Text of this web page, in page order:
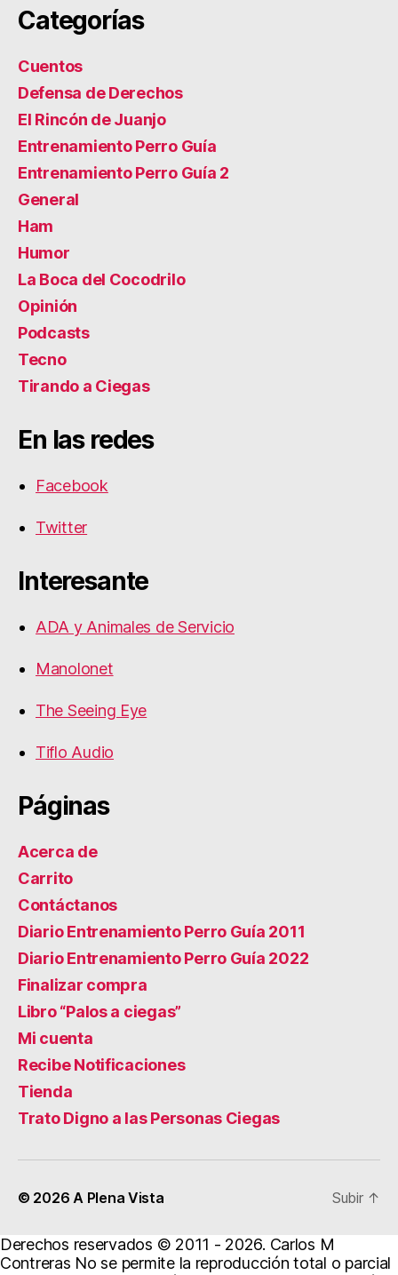
Categorías
Cuentos
Defensa de Derechos
El Rincón de Juanjo
Entrenamiento Perro Guía
Entrenamiento Perro Guía 2
General
Ham
Humor
La Boca del Cocodrilo
Opinión
Podcasts
Tecno
Tirando a Ciegas
En las redes
Facebook
Twitter
Interesante
ADA y Animales de Servicio
Manolonet
The Seeing Eye
Tiflo Audio
Páginas
Acerca de
Carrito
Contáctanos
Diario Entrenamiento Perro Guía 2011
Diario Entrenamiento Perro Guía 2022
Finalizar compra
Libro “Palos a ciegas”
Mi cuenta
Recibe Notificaciones
Tienda
Trato Digno a las Personas Ciegas
© 2026A Plena Vista Subir ↑
Derechos reservados © 2011 - 2026. Carlos M
Contreras No se permite la reproducción total o parcial